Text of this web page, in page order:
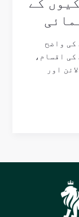
کے
کی واضح
اقسام،
اور